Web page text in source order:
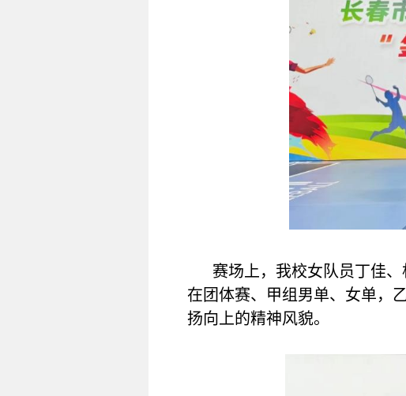
赛场上，我校女队员丁佳
在团体赛、甲组男单、女单，
扬向上的精神风貌。